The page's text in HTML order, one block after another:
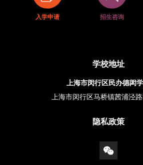
入学申请 招生咨询
学校地址
上海市闵行区民办德闳
上海市闵行区马桥镇茜浦泾
隐私政策